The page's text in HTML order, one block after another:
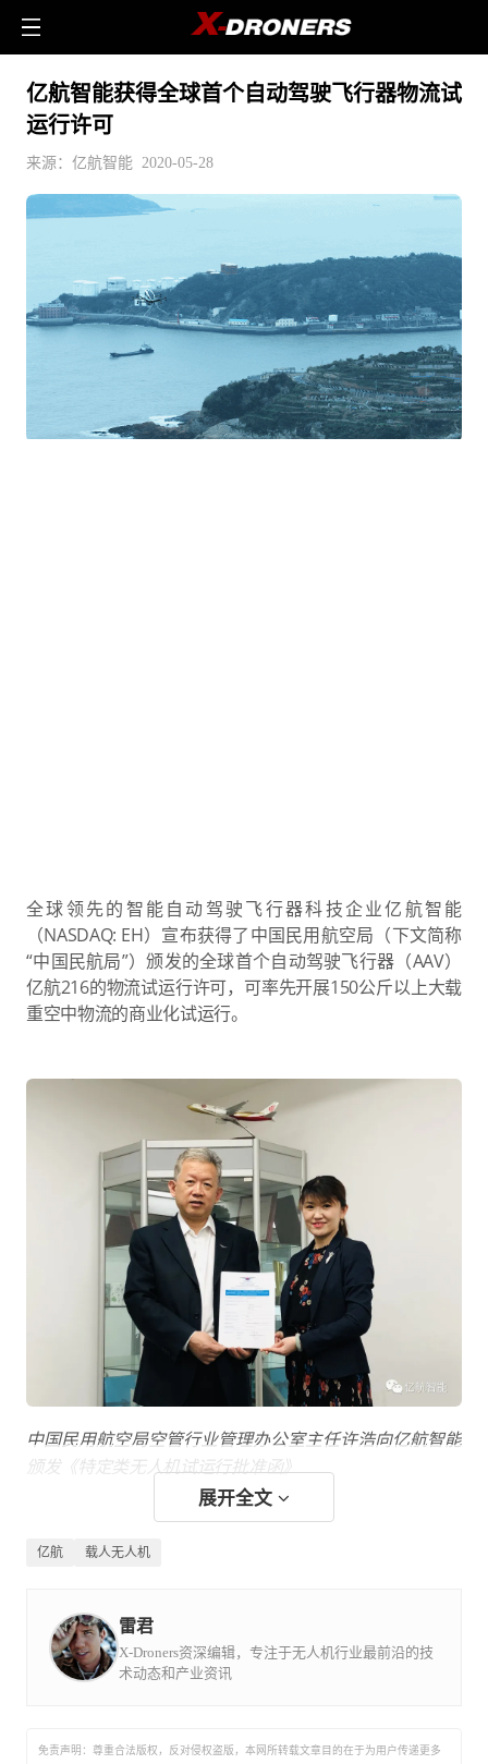
亿航智能获得全球首个自动驾驶飞行器物流试
运行许可
来源：亿航智能 2020-05-28
全球领先的智能自动驾驶飞行器科技企业亿航智能
（NASDAQ: EH）宣布获得了中国民用航空局（下文简称
“中国民航局”）颁发的全球首个自动驾驶飞行器（AAV）
亿航216的物流试运行许可，可率先开展150公斤以上大载
重空中物流的商业化试运行。
中国民用航空局空管行业管理办公室主任许浩向亿航智能
颁发《特定类无人机试运行批准函》
亿航智能本次获得的试运行许可依据中国民航局2019年2
人机，开创性地采用无人机规章制定联合体（JARUS）推
出的特定运行风险评估（SORA）制定试运行批准的审定
要求。
航空安全局（EASA）、欧洲航空安全组织
展开全文
亿航 载人无人机
雷君
X-Droners资深编辑，专注于无人机行业最前沿的技
术动态和产业资讯
免责声明：尊重合法版权，反对侵权盗版，本网所转载文章目的在于为用户传递更多